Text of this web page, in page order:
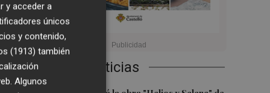
Últimas Noticias
y acceder a
únicos
y contenido,
(1913) también
Algunos